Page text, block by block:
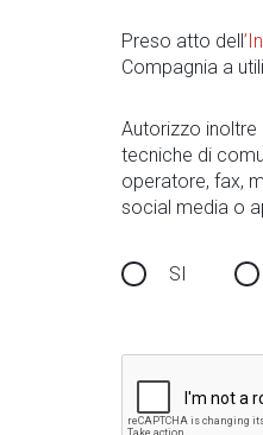
Preso atto dell
Compagnia a
Autorizzo
tecniche di
operatore, fax,
social media o
SI